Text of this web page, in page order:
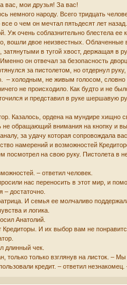
вас, мои друзья! За вас!
немного народу. Всего тридцать
о чем он мечтал пятьдесят лет
Уж очень соблазнительно блестела ее
вошли двое неизвестных.
в тугой хвост, держащая в
он отвечал за безопасность
за пистолетом, но отдернул
– холодным, не живым голосом,
не происходило. Как будто и не
и представил в руке
Казалось, ордена на мундире
обращающий внимания на кнопку и
за удачу которая сопровождала
намерений и возможностей
посмотрел на свою руку. Пистолета
– ответил человек.
нас переносить в этот мир, и
– достаточно.
И семья ее молчаливо
и логика.
Анатолий.
И их выбор вам не
длинный чек.
только только взглянув на листок. –
кредит. – ответил